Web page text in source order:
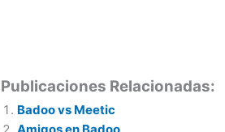
Publicaciones Relacionadas:
Badoo vs Meetic
Amigos en Badoo